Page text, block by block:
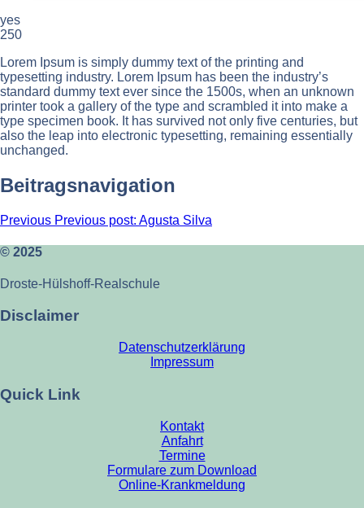
yes
250
Lorem Ipsum is simply dummy text of the printing and
typesetting industry. Lorem Ipsum has been the industry’s
standard dummy text ever since the 1500s, when an unknown
printer took a gallery of the type and scrambled it into make a
type specimen book. It has survived not only five centuries, but
also the leap into electronic typesetting, remaining essentially
unchanged.
Beitragsnavigation
Previous Previous post: Agusta Silva
© 2025
Droste-Hülshoff-Realschule
Disclaimer
Datenschutzerklärung
Impressum
Quick Link
Kontakt
Anfahrt
Termine
Formulare zum Download
Online-Krankmeldung